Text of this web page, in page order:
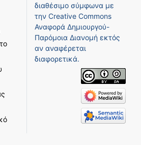
διαθέσιμο σύμφωνα με
την Creative Commons
Αναφορά Δημιουργού-
Παρόμοια Διανομή εκτός
αν αναφέρεται
διαφορετικά.